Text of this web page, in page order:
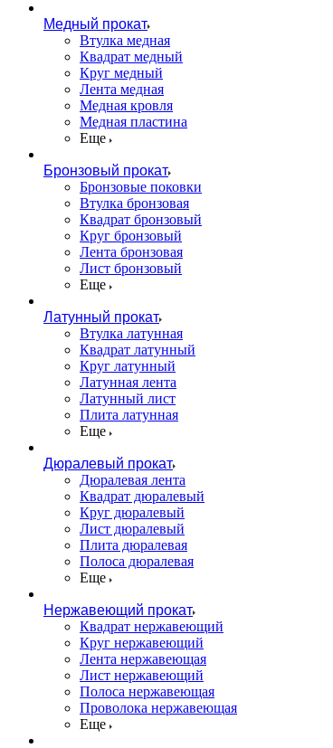
Медный прокат
Втулка медная
Квадрат медный
Круг медный
Лента медная
Медная кровля
Медная пластина
Еще
Бронзовый прокат
Бронзовые поковки
Втулка бронзовая
Квадрат бронзовый
Круг бронзовый
Лента бронзовая
Лист бронзовый
Еще
Латунный прокат
Втулка латунная
Квадрат латунный
Круг латунный
Латунная лента
Латунный лист
Плита латунная
Еще
Дюралевый прокат
Дюралевая лента
Квадрат дюралевый
Круг дюралевый
Лист дюралевый
Плита дюралевая
Полоса дюралевая
Еще
Нержавеющий прокат
Квадрат нержавеющий
Круг нержавеющий
Лента нержавеющая
Лист нержавеющий
Полоса нержавеющая
Проволока нержавеющая
Еще